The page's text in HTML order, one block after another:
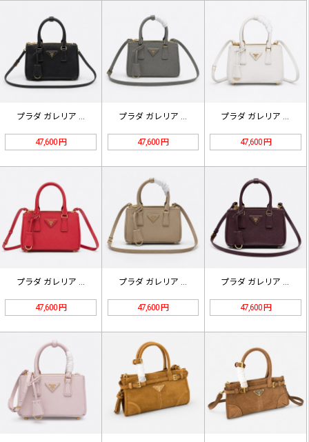
47,600 円 47,600 円 47,600 円
プラダ ガレリア ミニ サフィアーノ…
47,600 円
プラダ ガレリア ミニ サフィアーノ…
47,600 円
プラダ ガレリア ミニ サフィアーノ…
47,600 円